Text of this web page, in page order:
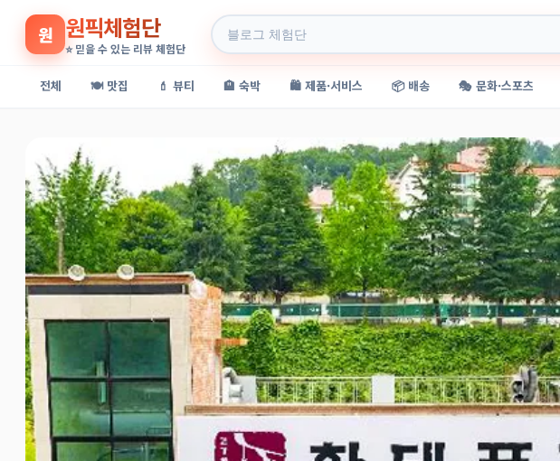
원 원픽체험단
⭐ 믿을 수 있는 리뷰 체험단
전체 🍽️ 맛집 💄 뷰티 🏨 숙박 🛍️ 제품·서비스 📦 배송 🎭 문화·스포츠